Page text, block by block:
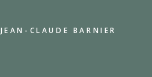
JEAN-CLAUDE BARNIER